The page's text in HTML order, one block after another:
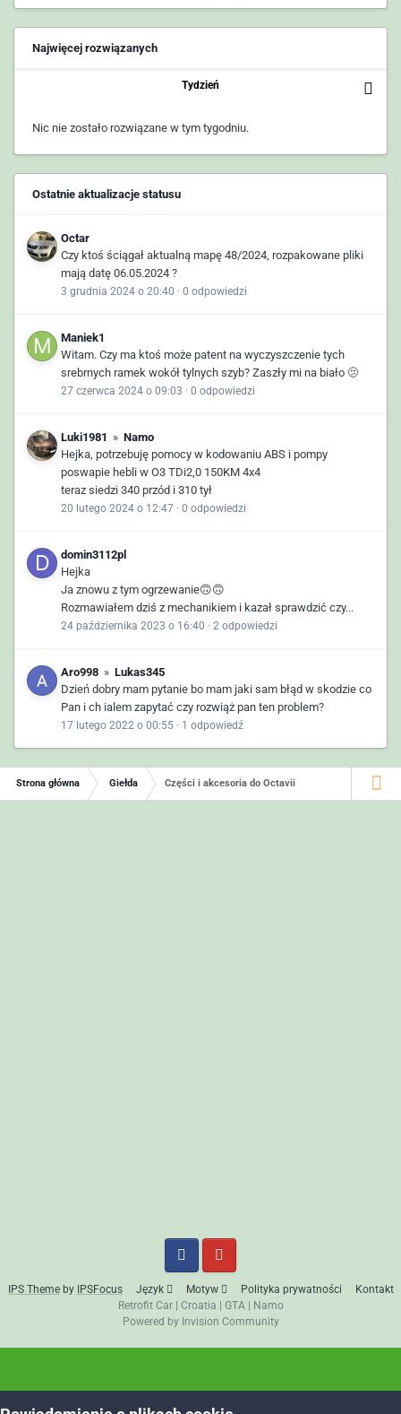
Najwięcej rozwiązanych
Tydzień
Nic nie zostało rozwiązane w tym tygodniu.
Ostatnie aktualizacje statusu
Octar
Czy ktoś ściągał aktualną mapę 48/2024, rozpakowane pliki
mają datę 06.05.2024 ?
3 grudnia 2024 o 20:40 · 0 odpowiedzi
Maniek1
Witam. Czy ma ktoś może patent na wyczyszczenie tych
srebrnych ramek wokół tylnych szyb? Zaszły mi na biało 🫤
27 czerwca 2024 o 09:03 · 0 odpowiedzi
Luki1981 » Namo
Hejka, potrzebuję pomocy w kodowaniu ABS i pompy
poswapie hebli w O3 TDi2,0 150KM 4x4
teraz siedzi 340 przód i 310 tył
20 lutego 2024 o 12:47 · 0 odpowiedzi
domin3112pl
Hejka
Ja znowu z tym ogrzewanie🙃🙃
Rozmawiałem dziś z mechanikiem i kazał sprawdzić czy...
24 października 2023 o 16:40 · 2 odpowiedzi
Aro998 » Lukas345
Dzień dobry mam pytanie bo mam jaki sam błąd w skodzie co
Pan i ch ialem zapytać czy rozwiąż pan ten problem?
17 lutego 2022 o 00:55 · 1 odpowiedź
Strona główna Giełda Części i akcesoria do Octavii
IPS Themeby IPSFocus Język Motyw Polityka prywatności
Kontakt
Retrofit Car| Croatia GTA|
Namo
Powered by Invision Community